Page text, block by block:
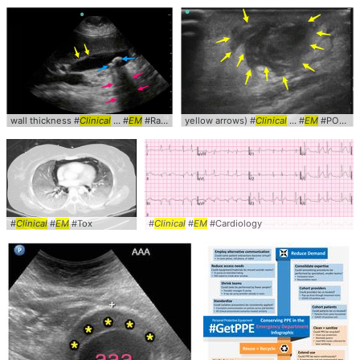
wall thickness #Clinical ... #EM #Radiology yellow arrows) #Clinical ... #EM #POCUS #Abscess
#Clinical#EM#Tox #Clinical #EM #Cardiology